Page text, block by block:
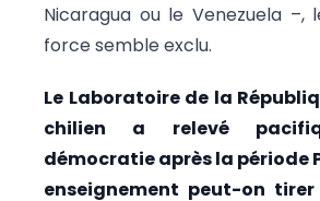
Nicaragua ou le Venezuela –,
force semble exclu.
Le Laboratoire de la
chilien a relevé
démocratie après la période
enseignement peut-on tirer